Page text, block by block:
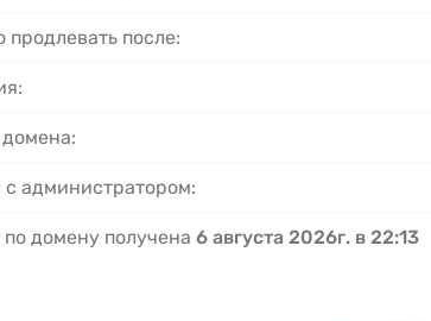
после:
администратором:
домену получена 6 августа 2026г. в 22:13